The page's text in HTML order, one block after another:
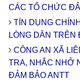
CÁC TỔ CHỨC
TÍN DỤNG
LÒNG DÂN TRÊN
CÔNG AN XÃ
TRA, NHẮC NHỞ
ĐẢM BẢO ANTT